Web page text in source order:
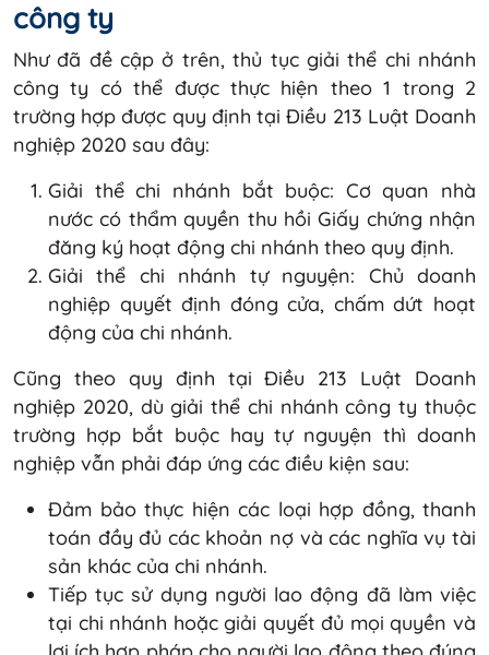
công ty
Như đã đề cập ở trên, thủ tục giải thể chi nhánh
công ty có thể được thực hiện theo 1 trong 2
trường hợp được quy định tại Điều 213 Luật Doanh
nghiệp 2020 sau đây:
Giải thể chi nhánh bắt buộc: Cơ quan nhà
nước có thẩm quyền thu hồi Giấy chứng nhận
đăng ký hoạt động chi nhánh theo quy định.
Giải thể chi nhánh tự nguyện: Chủ doanh
nghiệp quyết định đóng cửa, chấm dứt hoạt
động của chi nhánh.
Cũng theo quy định tại Điều 213 Luật Doanh
nghiệp 2020, dù giải thể chi nhánh công ty thuộc
trường hợp bắt buộc hay tự nguyện thì doanh
nghiệp vẫn phải đáp ứng các điều kiện sau:
Đảm bảo thực hiện các loại hợp đồng, thanh
toán đầy đủ các khoản nợ và các nghĩa vụ tài
sản khác của chi nhánh.
Tiếp tục sử dụng người lao động đã làm việc
tại chi nhánh hoặc giải quyết đủ mọi quyền và